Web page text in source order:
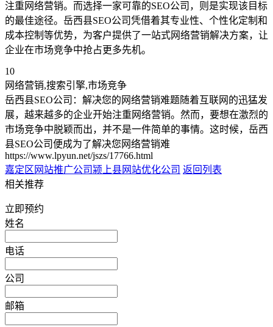
注重网络营销。而选择一家可靠的SEO公司，则是实现该目标
的最佳途径。岳西县SEO公司凭借着其专业性、个性化定制和
成本控制等优势，为客户提供了一站式网络营销解决方案，让
企业在市场竞争中抢占更多先机。
10
网络营销,搜索引擎,市场竞争
岳西县SEO公司：解决您的网络营销难题随着互联网的迅猛发
展，越来越多的企业开始注重网络营销。然而，要想在激烈的
市场竞争中脱颖而出，并不是一件简单的事情。这时候，岳西
县SEO公司便成为了解决您网络营销难
https://www.lpyun.net/jszs/17766.html
嘉定区网站推广公司颍上县网站优化公司 返回列表
相关推荐
立即预约
姓名
电话
公司
邮箱